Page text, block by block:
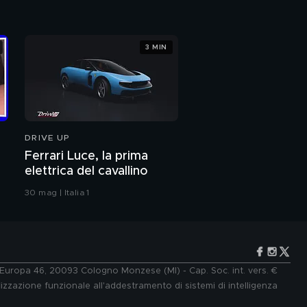
Diego Armando
separazione dalla
moglie Nunzia
Diego Armando
l'intervista integrale
dell'ironia
DRIVE UP
Ferrari Luce, la prima
elettrica del cavallino
30 mag | Italia 1
3 MIN
46, 20093 Cologno Monzese (MI) - Cap. Soc. int. vers. €
funzionale all'addestramento di sistemi di intelligenza